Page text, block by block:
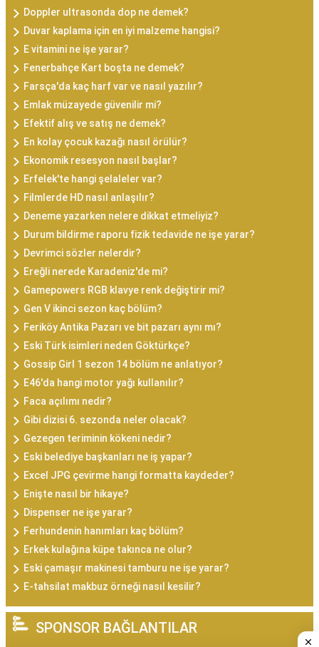
Doppler ultrasonda dop ne demek?
Duvar kaplama için en iyi malzeme hangisi?
E vitamini ne işe yarar?
Fenerbahçe Kart boşta ne demek?
Farsça'da kaç harf var ve nasıl yazılır?
Emlak müzayede güvenilir mi?
Efektif alış ve satış ne demek?
En kolay çocuk kazağı nasıl örülür?
Ekonomik resesyon nasıl başlar?
Erfelek'te hangi şelaleler var?
Filmlerde HD nasıl anlaşılır?
Deneme yazarken nelere dikkat etmeliyiz?
Durum bildirme raporu fizik tedavide ne işe yarar?
Devrimci sözler nelerdir?
Ereğli nerede Karadeniz'de mi?
Gamepowers RGB klavye renk değiştirir mi?
Gen V ikinci sezon kaç bölüm?
Feriköy Antika Pazarı ve bit pazarı aynı mı?
Eski Türk isimleri neden Göktürkçe?
Gossip Girl 1 sezon 14 bölüm ne anlatıyor?
E46'da hangi motor yağı kullanılır?
Faca açılımı nedir?
Gibi dizisi 6. sezonda neler olacak?
Gezegen teriminin kökeni nedir?
Eski belediye başkanları ne iş yapar?
Excel JPG çevirme hangi formatta kaydeder?
Enişte nasıl bir hikaye?
Dispenser ne işe yarar?
Ferhundenin hanımları kaç bölüm?
Erkek kulağına küpe takınca ne olur?
Eski çamaşır makinesi tamburu ne işe yarar?
E-tahsilat makbuz örneği nasıl kesilir?
SPONSOR BAĞLANTILAR